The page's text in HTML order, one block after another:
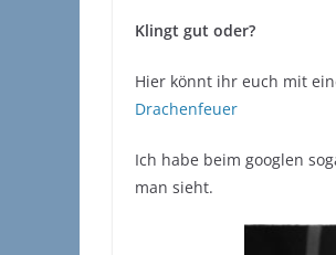
Klingt gut oder?
Hier könnt ihr euch mit
Drachenfeuer
Ich habe beim googlen
man sieht.